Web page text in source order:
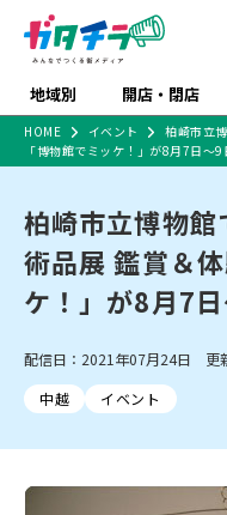
地域別 開店・閉店
新潟市
中越
佐渡
開店
リニューアル・移転 休
新潟市・開店
新潟市
長岡市・閉店
上越市・
ラーメン・開店
ラーメン
和食
スイーツ
体験・販売
趣味・展示会
スポーツ
施設・ショップ
食品メーカー・県
習い事・塾 アパレル・
観光スポット
温泉・
特売セール
特集・まとめ記事
セツコママ ランキング
開店まとめ
閉店まとめ
食品スーパー・コ
ショッピングモール
大型施設
ファッション
新車・中古車・カー用品
HOME イベント
柏崎市立
「博物館でミッケ！」が8月7日～9
柏崎市立博物
術品展 鑑賞＆
ケ！」が8月7
配信日：2021年07月24日 更
中越
イベント